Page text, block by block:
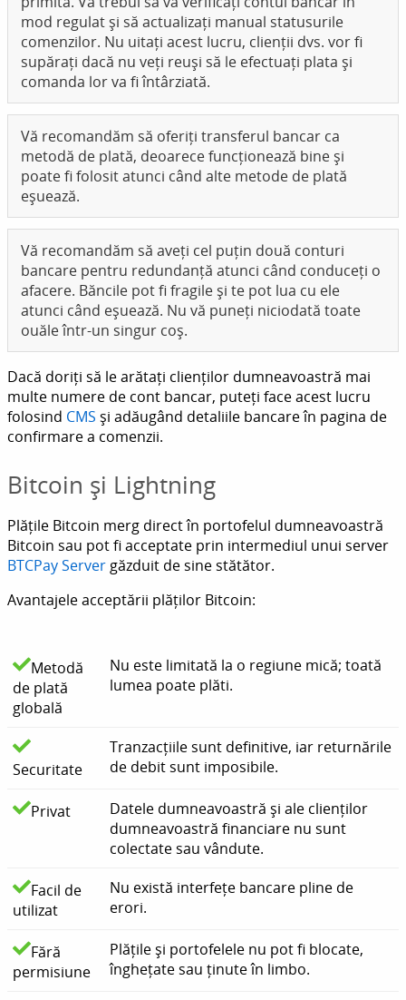
mod regulat și să actualizați manual statusurile
comenzilor. Nu uitați acest lucru, clienții dvs. vor fi
supărați dacă nu veți reuși să le efectuați plata și
comanda lor va fi întârziată.
Vă recomandăm să oferiți transferul bancar ca
metodă de plată, deoarece funcționează bine și
poate fi folosit atunci când alte metode de plată
eșuează.
Vă recomandăm să aveți cel puțin două conturi
bancare pentru redundanță atunci când conduceți o
afacere. Băncile pot fi fragile și te pot lua cu ele
atunci când eșuează. Nu vă puneți niciodată toate
ouăle într-un singur coș.
Dacă doriți să le arătați clienților dumneavoastră mai
multe numere de cont bancar, puteți face acest lucru
folosind CMS și adăugând detaliile bancare în pagina de
confirmare a comenzii.
Bitcoin și Lightning
Plățile Bitcoin merg direct în portofelul dumneavoastră
Bitcoin sau pot fi acceptate prin intermediul unui server
BTCPay Server găzduit de sine stătător.
Avantajele acceptării plăților Bitcoin:
Metodă
de plată
globală
Nu este limitată la o regiune mică; toată
lumea poate plăti.
Securitate
Tranzacțiile sunt definitive, iar returnările
de debit sunt imposibile.
Privat
Datele dumneavoastră și ale clienților
dumneavoastră financiare nu sunt
colectate sau vândute.
Facil de
utilizat
Nu există interfețe bancare pline de
erori.
Fără
permisiune
Plățile și portofelele nu pot fi blocate,
înghețate sau ținute în limbo.